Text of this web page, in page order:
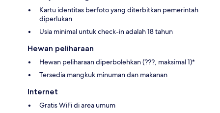
Kartu identitas berfoto yang diterbitkan pemerintah
diperlukan
Usia minimal untuk check-in adalah 18 tahun
Hewan peliharaan
Hewan peliharaan diperbolehkan (???, maksimal 1)*
Tersedia mangkuk minuman dan makanan
Internet
Gratis WiFi di area umum